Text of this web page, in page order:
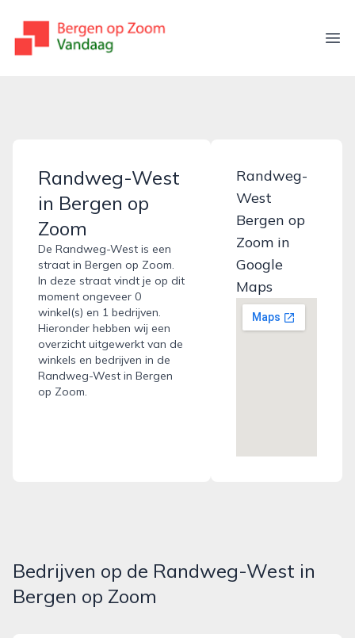
bergenopzoomvandaag.nl
Randweg-West
in Bergen op
Zoom
De Randweg-West is een
straat in Bergen op Zoom.
In deze straat vindt je op dit
moment ongeveer 0
winkel(s) en 1 bedrijven.
Hieronder hebben wij een
overzicht uitgewerkt van de
winkels en bedrijven in de
Randweg-West in Bergen
op Zoom.
Randweg-
West
Bergen op
Zoom in
Google
Maps
Bedrijven op de Randweg-West in
Bergen op Zoom